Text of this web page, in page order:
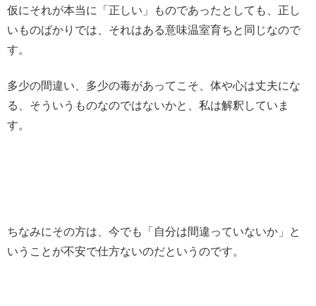
仮にそれが本当に「正しい」ものであったとしても、正し
いものばかりでは、それはある意味温室育ちと同じなので
す。
多少の間違い、多少の毒があってこそ、体や心は丈夫にな
る、そういうものなのではないかと、私は解釈していま
す。
ちなみにその方は、今でも「自分は間違っていないか」と
いうことが不安で仕方ないのだというのです。